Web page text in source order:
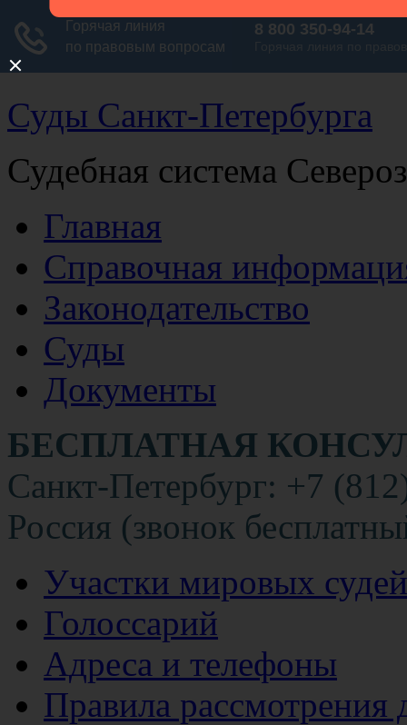
Суды Санкт-Петербурга
Судебная система
Главная
Справочная
Законодательство
Суды
Документы
БЕСПЛАТНАЯ
Санкт-Петербург: +7
Россия (звонок
Участки мировых судей
Голоссарий
Адреса и телефоны
Правила рассмотрения